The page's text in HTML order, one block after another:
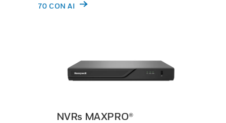
70 CON AI
NVRs MAXPRO®